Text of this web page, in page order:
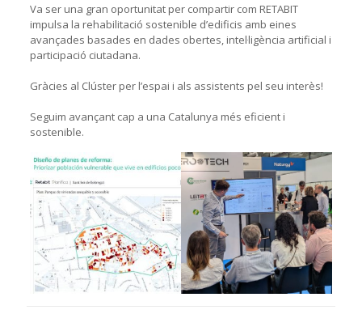
Va ser una gran oportunitat per compartir com RETABIT
impulsa la rehabilitació sostenible d’edificis amb eines
avançades basades en dades obertes, intel·ligència artificial i
participació ciutadana.
Gràcies al Clúster per l’espai i als assistents pel seu interès!
Seguim avançant cap a una Catalunya més eficient i
sostenible.